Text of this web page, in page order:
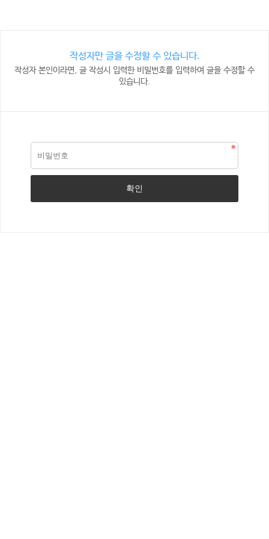
작성자만 글을 수정할 수 있습니다.
작성자 본인이라면, 글 작성시 입력한 비밀번호를 입력하여 글을 수정할 수
있습니다.